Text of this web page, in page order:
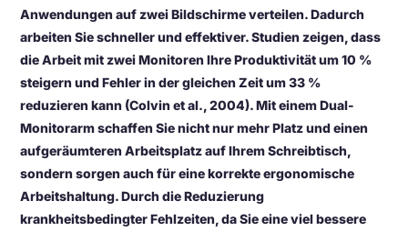
Anwendungen auf zwei Bildschirme verteilen. Dadurch
arbeiten Sie schneller und effektiver. Studien zeigen, dass
die Arbeit mit zwei Monitoren Ihre Produktivität um 10 %
steigern und Fehler in der gleichen Zeit um 33 %
reduzieren kann (Colvin et al., 2004). Mit einem Dual-
Monitorarm schaffen Sie nicht nur mehr Platz und einen
aufgeräumteren Arbeitsplatz auf Ihrem Schreibtisch,
sondern sorgen auch für eine korrekte ergonomische
Arbeitshaltung. Durch die Reduzierung
krankheitsbedingter Fehlzeiten, da Sie eine viel bessere